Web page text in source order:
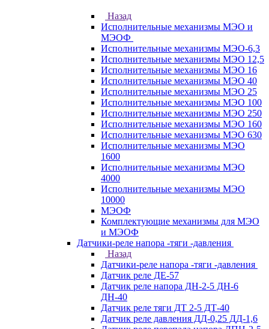
Назад
Исполнительные механизмы МЭО и
МЭОФ
Исполнительные механизмы МЭО-6,3
Исполнительные механизмы МЭО 12,5
Исполнительные механизмы МЭО 16
Исполнительные механизмы МЭО 40
Исполнительные механизмы МЭО 25
Исполнительные механизмы МЭО 100
Исполнительные механизмы МЭО 250
Исполнительные механизмы МЭО 160
Исполнительные механизмы МЭО 630
Исполнительные механизмы МЭО
1600
Исполнительные механизмы МЭО
4000
Исполнительные механизмы МЭО
10000
МЭОФ
Комплектующие механизмы для МЭО
и МЭОФ
Датчики-реле напора -тяги -давления
Назад
Датчики-реле напора -тяги -давления
Датчик реле ДЕ-57
Датчик реле напора ДН-2-5 ДН-6
ДН-40
Датчик реле тяги ДТ 2-5 ДТ-40
Датчик реле давления ДД-0,25 ДД-1,6